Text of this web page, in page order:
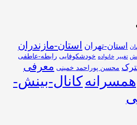
استان-تهران استان-مازندران
تغییر خانواده خودشکوفایی رابطه-عاطفی
محسن پوراحمد خمینی معرفی
همسرانهکانال-بینش-